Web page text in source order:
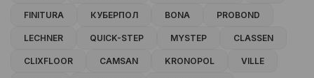
FINITURA КУБЕРПОЛ BONA PROBOND
LECHNER QUICK-STEP MYSTEP CLASSEN
CLIXFLOOR CAMSAN KRONOPOL VILLE